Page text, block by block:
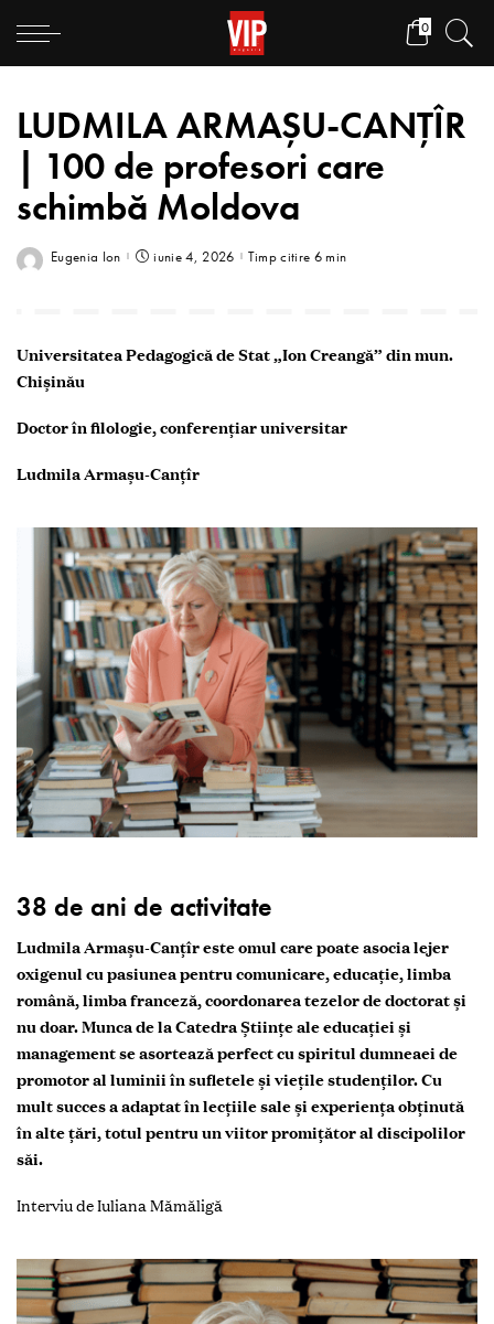
0
LUDMILA ARMAȘU-CANȚÎR
| 100 de profesori care
schimbă Moldova
Eugenia Ion iunie 4, 2026 Timp citire 6 min
Universitatea Pedagogică de Stat „Ion Creangă” din mun.
Chișinău
Doctor în filologie, conferențiar universitar
Ludmila Armașu-Canțîr
38 de ani de activitate
Ludmila Armașu-Canțîr este omul care poate asocia lejer
oxigenul cu pasiunea pentru comunicare, educație, limba
română, limba franceză, coordonarea tezelor de doctorat și
nu doar. Munca de la Catedra Științe ale educației și
management se asortează perfect cu spiritul dumneaei de
promotor al luminii în sufletele și viețile studenților. Cu
mult succes a adaptat în lecțiile sale și experiența obținută
în alte țări, totul pentru un viitor promițător al discipolilor
săi.
Interviu de Iuliana Mămăligă